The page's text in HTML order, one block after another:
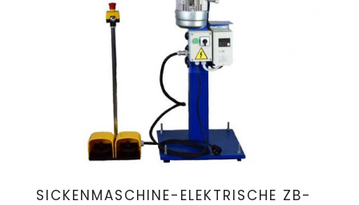
SICKENMASCHINE-ELEKTRISCHE ZB-